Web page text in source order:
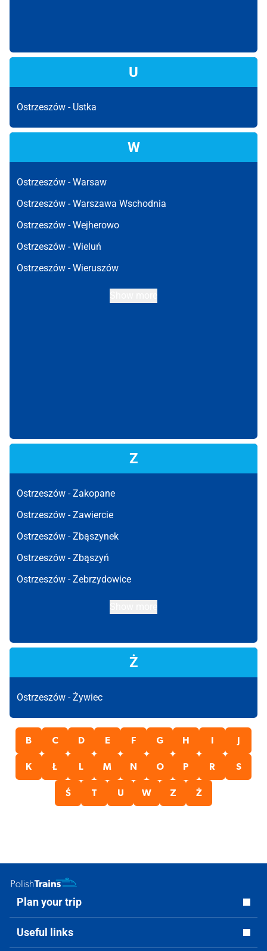
U
Ostrzeszów - Ustka
W
Ostrzeszów -Warsaw
Ostrzeszów -Warszawa Wschodnia
Ostrzeszów -Wejherowo
Ostrzeszów -Wieluń
Ostrzeszów -Wieruszów
Z
Ostrzeszów -Zakopane
Ostrzeszów -Zawiercie
Ostrzeszów -Zbąszynek
Ostrzeszów -Zbąszyń
Ostrzeszów -Zebrzydowice
Ż
Ostrzeszów -Żywiec
B C D E F G H
K Ł L M N O P R S
Ś T U W Z Ż
Plan your trip
Useful links